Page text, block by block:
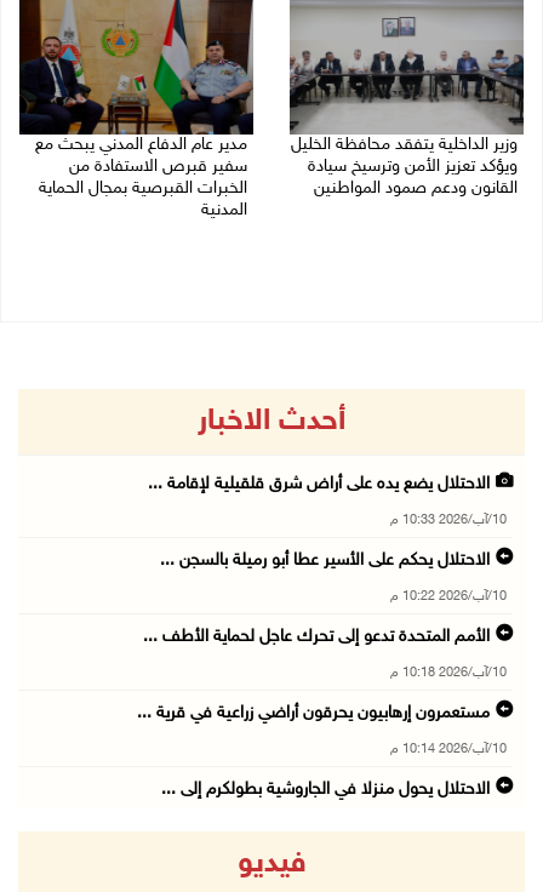
وزير الداخلية يتفقد محافظة الخليل
ويؤكد تعزيز الأمن وترسيخ سيادة
القانون ودعم صمود المواطنين
مدير عام الدفاع المدني يبحث مع
سفير قبرص الاستفادة من
الخبرات القبرصية بمجال الحماية
المدنية
أحدث الاخبار
الاحتلال يضع يده على أراض شرق قلقيلية لإقامة ...
10/آب/2026 10:33 م
الاحتلال يحكم على الأسير عطا أبو رميلة بالسجن ...
10/آب/2026 10:22 م
الأمم المتحدة تدعو إلى تحرك عاجل لحماية الأطف ...
10/آب/2026 10:18 م
مستعمرون إرهابيون يحرقون أراضي زراعية في قرية ...
10/آب/2026 10:14 م
الاحتلال يحول منزلا في الجاروشية بطولكرم إلى ...
الاحتلال يقتحم قرية تل ويُجبر سكان بعض المناز ...
فيديو